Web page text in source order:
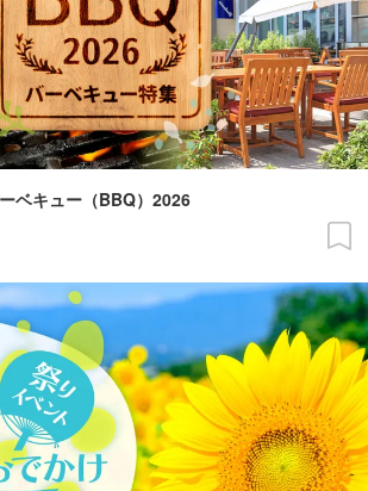
ベキュー（BBQ）2026